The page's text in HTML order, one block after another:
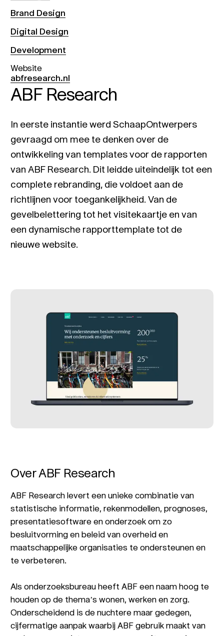
Brand Design
Digital Design
Development
Website
abfresearch.nl
ABF Research
In eerste instantie werd SchaapOntwerpers
gevraagd om mee te denken over de
ontwikkeling van templates voor de rapporten
van ABF Research. Dit leidde uiteindelijk tot een
complete rebranding, die voldoet aan de
richtlijnen voor toegankelijkheid. Van de
gevelbelettering tot het visitekaartje en van
een dynamische rapporttemplate tot de
nieuwe website.
Over ABF Research
ABF Research levert een unieke combinatie van
statistische informatie, rekenmodellen, prognoses,
presentatiesoftware en onderzoek om zo
besluitvorming en beleid van overheid en
maatschappelijke organisaties te ondersteunen en
te verbeteren.
Als onderzoeksbureau heeft ABF een naam hoog te
houden op de thema’s wonen, werken en zorg.
Onderscheidend is de nuchtere maar gedegen,
cijfermatige aanpak waarbij ABF gebruik maakt van